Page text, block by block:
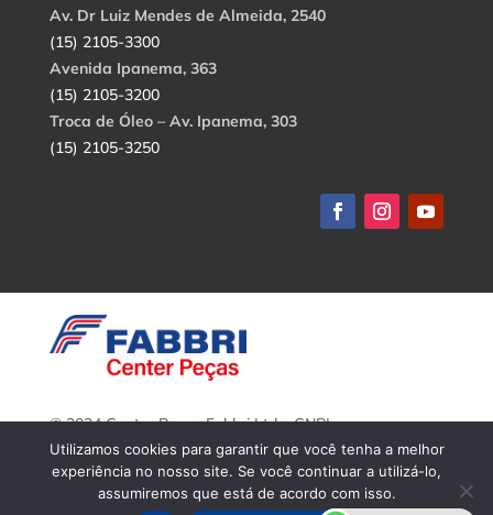
Av. Dr Luiz Mendes de Almeida, 2540
(15) 2105-3300
Avenida Ipanema, 363
(15) 2105-3200
Troca de Óleo – Av. Ipanema, 303
(15) 2105-3250
© 2024 Center Peças Fabbri Ltda. CNPJ:
56.908.650/0001-94.
Todos os direitos reservados.
Utilizamos cookies para garantir que você tenha a melhor
experiência no nosso site. Se você continuar a utilizá-lo,
assumiremos que está de acordo com isso.